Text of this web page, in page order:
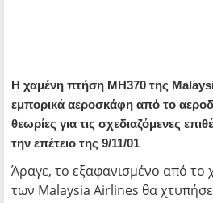
Η χαμένη πτήση MH370 της
εμπορικά αεροσκάφη από το
θεωρίες για τις σχεδιαζόμενες
την επέτειο της 9/11/01
Άραγε, το εξαφανισμένο από το
των Malaysia Airlines θα